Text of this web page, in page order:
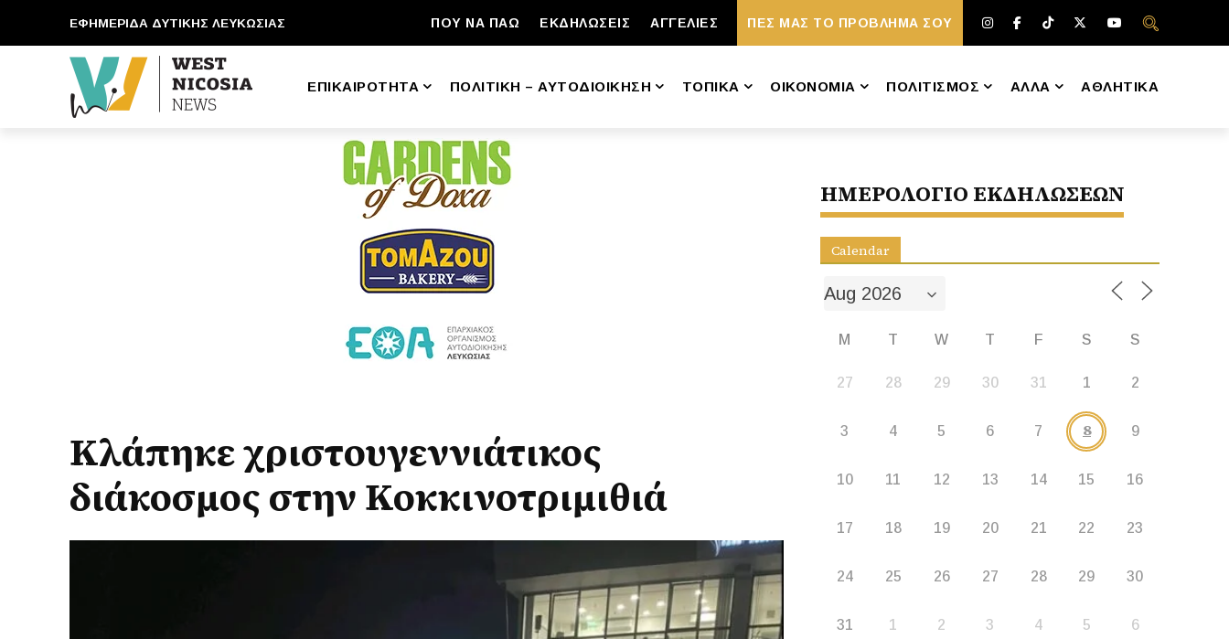
ΕΦΗΜΕΡΙΔΑ ΔΥΤΙΚΗΣ ΛΕΥΚΩΣΙΑΣ ΠΟΥ ΝΑ ΠΑΩ ΕΚΔΗΛΩΣΕΙΣ ΑΓΓΕΛΙΕΣ ΠΕΣ ΜΑΣ ΤΟ ΠΡΟΒΛΗΜΑ ΣΟΥ
ΕΠΙΚΑΙΡΟΤΗΤΑ ΠΟΛΙΤΙΚΗ – ΑΥΤΟΔΙΟΙΚΗΣΗ ΤΟΠΙΚΑ ΟΙΚΟΝΟΜΙΑ ΠΟΛΙΤΙΣΜΟΣ ΑΛΛΑ ΑΘΛΗΤΙΚΑ
Κλάπηκε χριστουγεννιάτικος
διάκοσμος στην Κοκκινοτριμιθιά
ΗΜΕΡΟΛΟΓΙΟ ΕΚΔΗΛΩΣΕΩΝ
Calendar
M T W T F S S
27 28 29 30 31 1 2
3 4 5 6 7 8 9
10 11 12 13 14 15 16
17 18 19 20 21 22 23
24 25 26 27 28 29 30
31 1 2 3 4 5 6